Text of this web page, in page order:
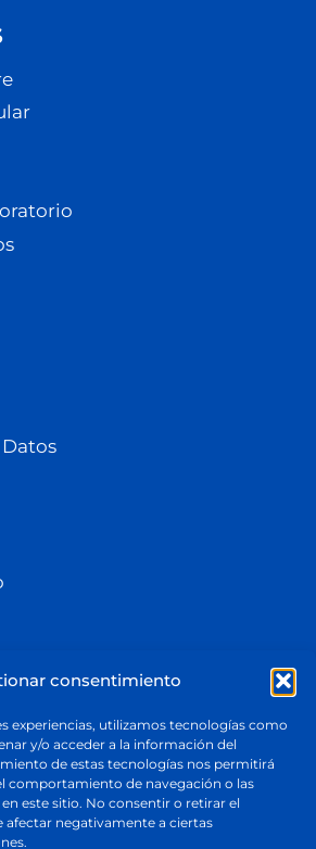
consentimiento
experiencias, utilizamos tecnologías como
y/o acceder a la información del
de estas tecnologías nos permitirá
comportamiento de navegación o las
este sitio. No consentir o retirar el
negativamente a ciertas
de 24 horas